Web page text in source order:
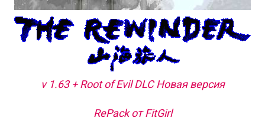
v 1.63 + Root of Evil DLC Новая версия
RePack от FitGirl